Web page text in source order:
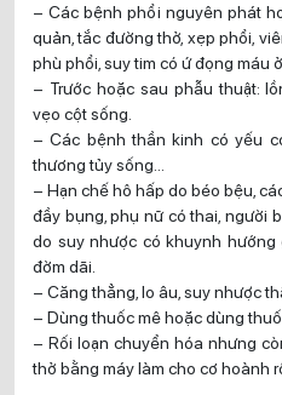
– Các bệnh phổi nguyên phát
quản, tắc đường thở, xẹp phổi,
phù phổi, suy tim có ứ đọng máu
– Trước hoặc sau phẫu thuật:
vẹo cột sống.
– Các bệnh thần kinh có yếu
thương tủy sống…
– Hạn chế hô hấp do béo bệu,
đầy bụng, phụ nữ có thai, người
do suy nhược có khuynh
đờm dãi.
– Căng thẳng, lo âu, suy nhược
– Dùng thuốc mê hoặc dùng
– Rối loạn chuyển hóa nhưng
thở bằng máy làm cho cơ hoành